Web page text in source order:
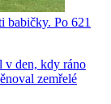
babičky. Po 621
v den, kdy ráno
zemřelé